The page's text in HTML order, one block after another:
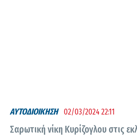
ΑΥΤΟΔΙΟΙΚΗΣΗ 02/03/2024 22:11
Σαρωτική νίκη Κυρίζογλου στις